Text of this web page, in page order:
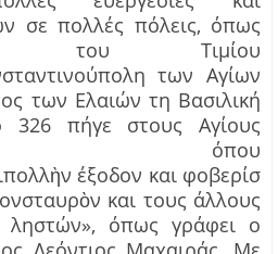
σε πολλές πόλεις, όπως
Τιμίου
των Αγίων
των Ελαιών τη Βασιλική
326 πήγε στους Αγίους
όπου
πολλὴν έξοδον καιφοβερίσ
σταυρὸν και τους άλλους
ληστών», όπως γράφει ο